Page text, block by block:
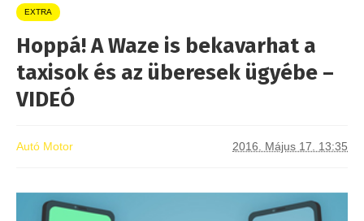
EXTRA
Hoppá! A Waze is bekavarhat a
taxisok és az überesek ügyébe –
VIDEÓ
Autó Motor 2016. Május 17. 13:35